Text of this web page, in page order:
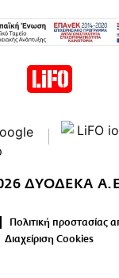
ΔΥΟΔΕΚΑ
Πολιτική προστασίας
Διαχείριση Cookies